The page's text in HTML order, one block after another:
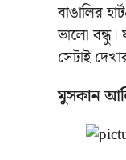
বাঙালির
ভালো বন্ধু।
সেটাই
মুসকান